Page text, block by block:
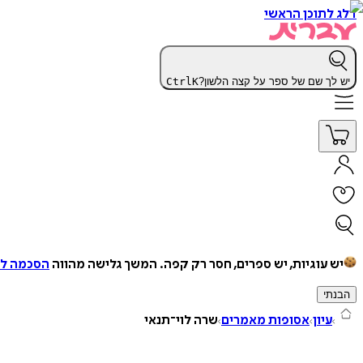
דלג לתוכן הראשי
יש לך שם של ספר על קצה הלשון? CtrlK
יש עוגיות, יש ספרים, חסר רק קפה. המשך גלישה מהווה הסכמה
הבנתי
עיון אסופות מאמרים שרה לוי־תנאי